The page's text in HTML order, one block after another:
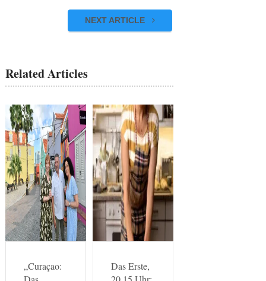
NEXT ARTICLE
Related Articles
„Curaçao:
Das Erste,